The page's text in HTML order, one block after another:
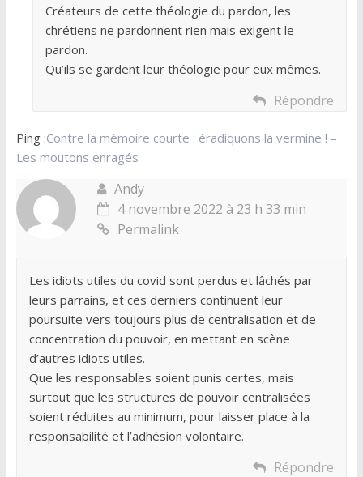
Créateurs de cette théologie du pardon, les
chrétiens ne pardonnent rien mais exigent le
pardon.
Qu’ils se gardent leur théologie pour eux mêmes.
Répondre
Ping :Contre la mémoire courte : éradiquons la vermine ! –
Les moutons enragés
Andy
4 novembre 2022 à 23 h 33 min
Permalink
Les idiots utiles du covid sont perdus et lâchés par
leurs parrains, et ces derniers continuent leur
poursuite vers toujours plus de centralisation et de
concentration du pouvoir, en mettant en scène
d’autres idiots utiles.
Que les responsables soient punis certes, mais
surtout que les structures de pouvoir centralisées
soient réduites au minimum, pour laisser place à la
responsabilité et l’adhésion volontaire.
Répondre